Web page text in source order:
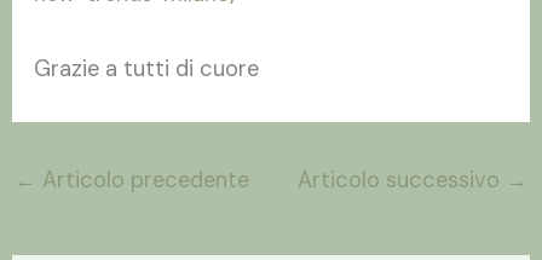
Grazie a tutti di cuore
← Articolo precedente Articolo successivo →